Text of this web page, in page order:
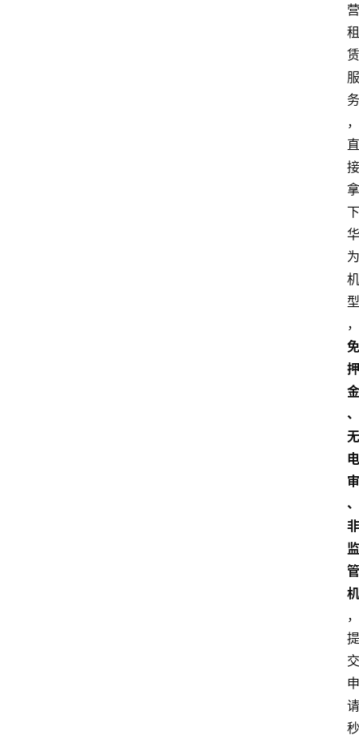
营
租
赁
服
务
，
直
接
拿
下
华
为
机
型
，
免
押
金
、
无
电
审
、
非
监
管
机
，
提
交
申
请
秒